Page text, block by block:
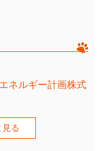
ネルギー計画株式
見る